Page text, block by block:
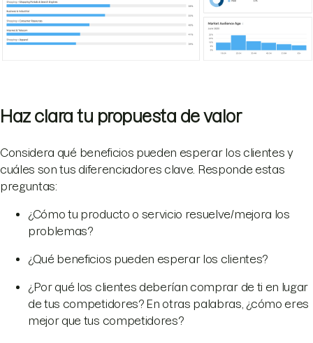
Haz clara tu propuesta de valor
Considera qué beneficios pueden esperar los clientes y
cuáles son tus diferenciadores clave. Responde estas
preguntas:
¿Cómo tu producto o servicio resuelve/mejora los
problemas?
¿Qué beneficios pueden esperar los clientes?
¿Por qué los clientes deberían comprar de ti en lugar
de tus competidores? En otras palabras, ¿cómo eres
mejor que tus competidores?